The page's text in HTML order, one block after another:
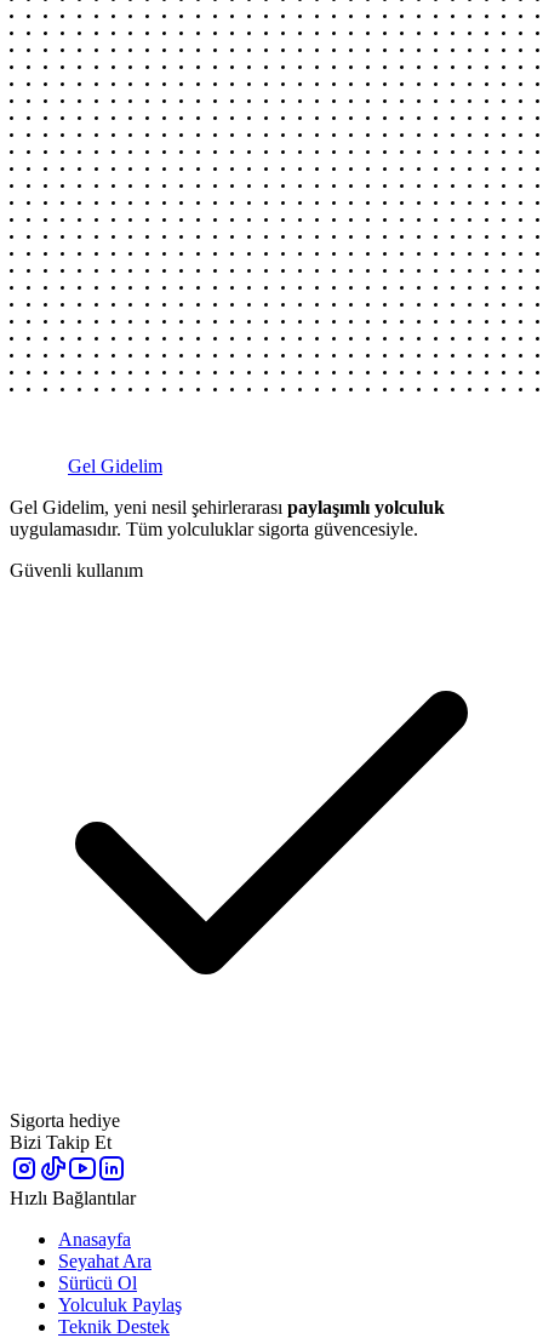
Gel Gidelim
Gel Gidelim, yeni nesil şehirlerarası paylaşımlı yolculuk
uygulamasıdır. Tüm yolculuklar sigorta güvencesiyle.
Güvenli kullanım
Sigorta hediye
Bizi Takip Et
Hızlı Bağlantılar
Anasayfa
Seyahat Ara
Sürücü Ol
Yolculuk Paylaş
Teknik Destek